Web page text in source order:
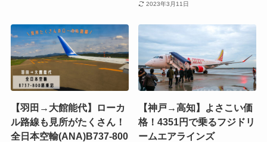
2023年3月11日
【羽田→大館能代】ローカ
ル路線も見所がたくさん！
全日本空輸(ANA)B737-800
【神戸→高知】よさこい価
格！4351円で乗るフジドリ
ームエアラインズ